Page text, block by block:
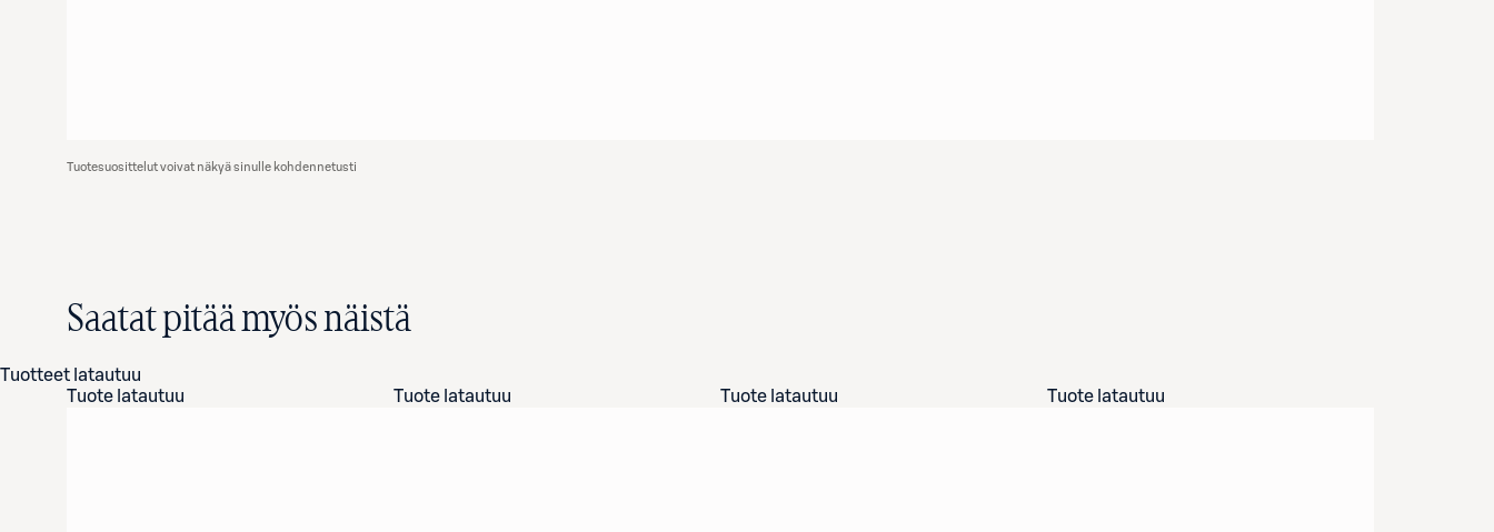
Tuotesuosittelut voivat näkyä sinulle kohdennetusti
Saatat pitää myös näistä
Tuotteet latautuu
Tuote latautuu
Tuote latautuu Tuote latautuu Tuote latautuu